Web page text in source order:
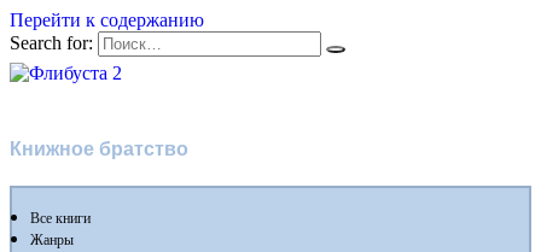
Перейти к содержанию
Search for:
Книжное братство
Все книги
Жанры